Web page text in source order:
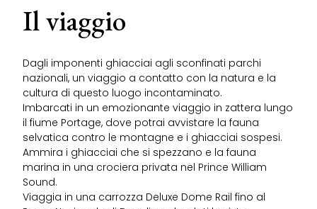
Il viaggio
Dagli imponenti ghiacciai agli sconfinati parchi
nazionali, un viaggio a contatto con la natura e la
cultura di questo luogo incontaminato.
Imbarcati in un emozionante viaggio in zattera lungo
il fiume Portage, dove potrai avvistare la fauna
selvatica contro le montagne e i ghiacciai sospesi.
Ammira i ghiacciai che si spezzano e la fauna
marina in una crociera privata nel Prince William
Sound.
Viaggia in una carrozza Deluxe Dome Rail fino al